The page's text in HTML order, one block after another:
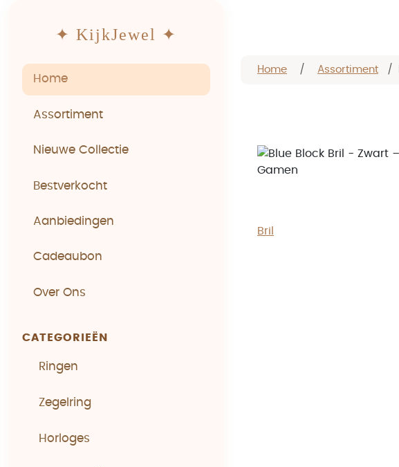
✦ KijkJewel ✦
Home
Assortiment
Nieuwe Collectie
Bestverkocht
Aanbiedingen
Cadeaubon
Over Ons
CATEGORIEËN
Ringen
Zegelring
Horloges
Home / Assortiment /
Bril